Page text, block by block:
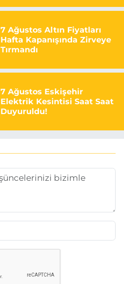
7 Ağustos Altın Fiyatları
Hafta Kapanışında Zirveye
Tırmandı
7 Ağustos Eskişehir
Elektrik Kesintisi Saat Saat
Duyuruldu!